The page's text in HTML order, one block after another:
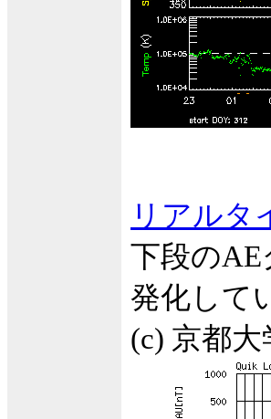
リアルタ
下段の
発化して
(c) 京都大